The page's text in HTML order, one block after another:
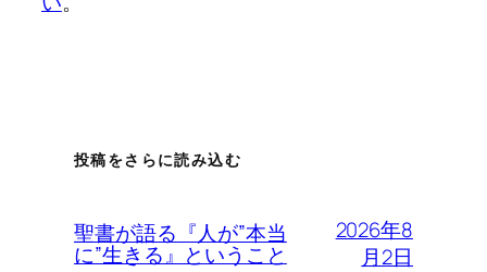
投稿をさらに読み込む
聖書が語る『人が”本当
に”生きる』ということ
2026年8
月2日